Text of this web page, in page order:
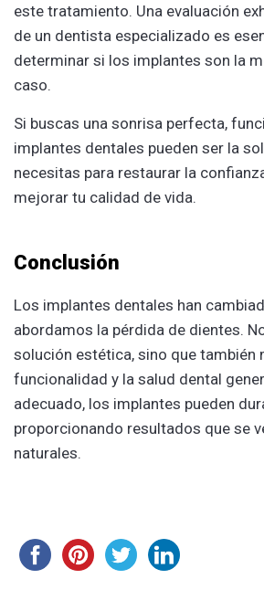
este tratamiento. Una evaluación
de un dentista especializado es
determinar si los implantes son la
caso.
Si buscas una sonrisa perfecta,
implantes dentales pueden ser la
necesitas para restaurar la
mejorar tu calidad de vida.
Conclusión
Los implantes dentales han
abordamos la pérdida de dientes.
solución estética, sino que también
funcionalidad y la salud dental
adecuado, los implantes pueden
proporcionando resultados que se
naturales.